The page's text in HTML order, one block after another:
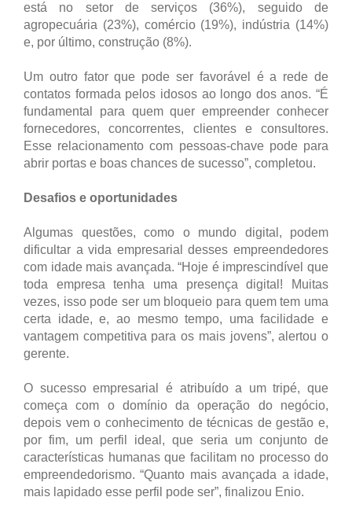
está no setor de serviços (36%), seguido de
agropecuária (23%), comércio (19%), indústria (14%)
e, por último, construção (8%).
Um outro fator que pode ser favorável é a rede de
contatos formada pelos idosos ao longo dos anos. “É
fundamental para quem quer empreender conhecer
fornecedores, concorrentes, clientes e consultores.
Esse relacionamento com pessoas-chave pode para
abrir portas e boas chances de sucesso”, completou.
Desafios e oportunidades
Algumas questões, como o mundo digital, podem
dificultar a vida empresarial desses empreendedores
com idade mais avançada. “Hoje é imprescindível que
toda empresa tenha uma presença digital! Muitas
vezes, isso pode ser um bloqueio para quem tem uma
certa idade, e, ao mesmo tempo, uma facilidade e
vantagem competitiva para os mais jovens”, alertou o
gerente.
O sucesso empresarial é atribuído a um tripé, que
começa com o domínio da operação do negócio,
depois vem o conhecimento de técnicas de gestão e,
por fim, um perfil ideal, que seria um conjunto de
características humanas que facilitam no processo do
empreendedorismo. “Quanto mais avançada a idade,
mais lapidado esse perfil pode ser”, finalizou Enio.